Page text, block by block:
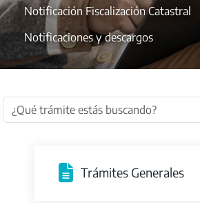
Notificación Fiscalización Catastral
Notificaciones y descargos
Trámites Generales